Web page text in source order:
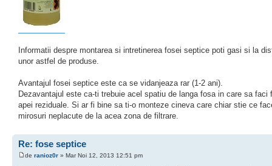
Informatii despre montarea si intretinerea fosei septice poti gasi si la
unor astfel de produse.
Avantajul fosei septice este ca se vidanjeaza rar (1-2 ani).
Dezavantajul este ca-ti trebuie acel spatiu de langa fosa in care sa faci
apei reziduale. Si ar fi bine sa ti-o monteze cineva care chiar stie ce
mirosuri neplacute de la acea zona de filtrare.
Re: fose septice
de ranioz0r » Mar Noi 12, 2013 12:51 pm